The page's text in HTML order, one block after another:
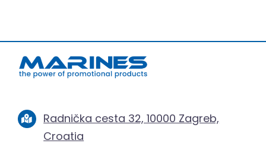
Radnička cesta 32, 10000 Zagreb,
Croatia